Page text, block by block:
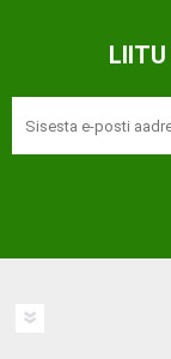
LIITU